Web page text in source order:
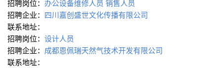
招聘岗位： 办公设备维修人员 销售人员
招聘企业： 四川嘉创盛世文化传播有限公司
联系地址：
招聘岗位： 设计人员
招聘企业： 成都恩佩瑞天然气技术开发有限公司
联系地址：